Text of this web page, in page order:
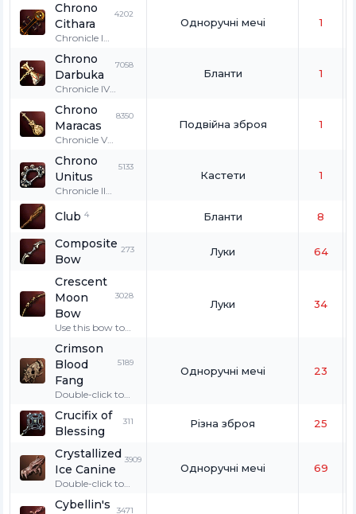
enchanted. If
one's PK count is
1 or more, it
Chrono
Cithara
4202
Chronicle I
Одноручні мечі 1
Chrono
Darbuka
7058
Chronicle IV
Бланти 1
Chrono
Maracas
8350
Chronicle V
Подвійна зброя 1
Chrono
Unitus
5133
Chronicle II
Кастети 1
Club 4 Бланти 8
Composite
Bow
273 Луки 64
Crescent
Moon
Bow
3028
Use this bow to
blow to
Commander
Kadesh.
Луки 34
Crimson
Blood
Fang
5189
Double-click to
used by a
Hatchling.
Одноручні мечі 23
Crucifix of
Blessing
311 Різна зброя 25
Crystallized
Ice Canine
3909
Double-click to
wolves, great
Одноручні мечі 69
Cybellin's
3471